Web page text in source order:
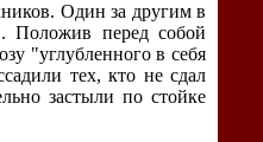
Один за другим в
Положив перед собой
"углубленного в себя
тех, кто не сдал
застыли по стойке